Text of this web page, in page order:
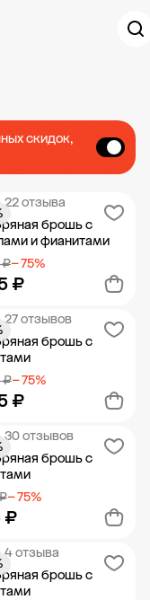
скидок,
22 отзыва
брошь с
и фианитами
₽− 75%
₽
в корзину
27 отзывов
брошь с
₽− 75%
₽
в корзину
30 отзывов
брошь с
− 75%
₽
в корзину
4 отзыва
брошь с